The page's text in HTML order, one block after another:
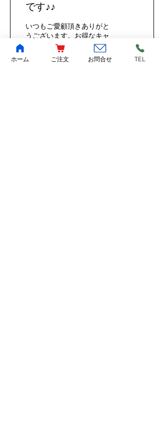
です♪♪
いつもご愛顧頂きありがと
うございます。お得なキャ
ンペーン! 2026年4月
29（水）の39DAYに関して
のお知らせです♪
ホーム ご注文 お問合せ TEL